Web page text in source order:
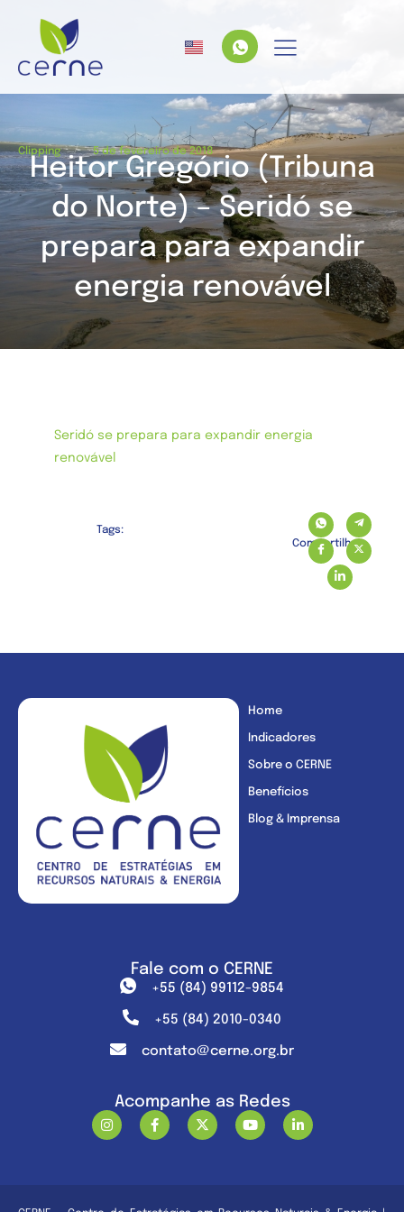
Clipping / 5 de fevereiro de 2018
Heitor Gregório (Tribuna
do Norte) – Seridó se
prepara para expandir
energia renovável
Seridó se prepara para expandir energia
renovável
Tags:
Compartilhe:
Home
Indicadores
Sobre o CERNE
Benefícios
Blog & Imprensa
Fale com o CERNE
+55 (84) 99112-9854
+55 (84) 2010-0340
contato@cerne.org.br
Acompanhe as Redes